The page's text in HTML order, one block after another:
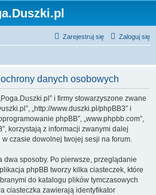
Zaloguj się
Zarejestruj się
danych osobowych
i firmy stowarzyszone zwane
„http://www.duszki.pl/phpBB3” i
phpBB”, „www.phpbb.com”,
korzystają z informacji zwanymi dalej
w czasie dowolnej twojej sesji na forum.
dwa sposoby. Po pierwsze, przeglądanie
phpBB tworzy kilka ciasteczek, które
do katalogu plików tymczasowych
ciasteczka zawierają identyfikator